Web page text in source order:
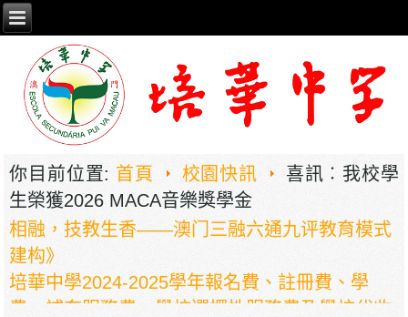
你目前位置: 首頁 校園快訊
喜訊︰我校學
生榮獲2026 MACA音樂獎學金
2026年职业教育国家教学成果奖申报——《普职
相融，技教生香——澳门三融六通九评教育模式
建构》
培華中學2024-2025學年報名費、註冊費、學
費、補充服務費、學校選擇性服務費及學校代收